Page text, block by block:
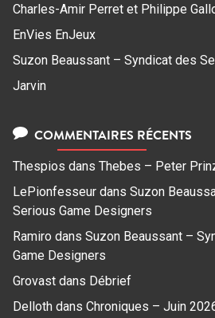
Charles-Amir Perret et Philippe
EnVies EnJeux
Suzon Beaussant – Syndicat des
Jarvin
COMMENTAIRES RÉCENTS
Thespios dans Thebes – Peter
LePionfesseur dans Suzon
Serious Game Designers
Ramiro dans Suzon Beaussant –
Game Designers
Grovast dans Débrief
Delloth dans Chroniques – Juin